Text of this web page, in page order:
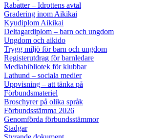
Rabatter – Idrottens avtal
Gradering inom Aikikai
Kyudiplom Aikikai
Deltagardiplom – barn och ungdom
Ungdom och aikido
Trygg miljö för barn och ungdom
Registerutdrag för barnledare
Mediabibliotek för klubbar
Lathund – sociala medier
Uppvisning – att tänka på
Förbundsmateriel
Broschyrer på olika språk
Förbundsstämma 2026
Genomförda förbundsstämmor
Stadgar